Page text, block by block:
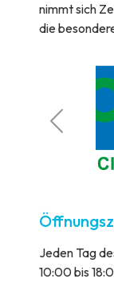
nimmt sich
die
Jeden Tag
10:00 bis